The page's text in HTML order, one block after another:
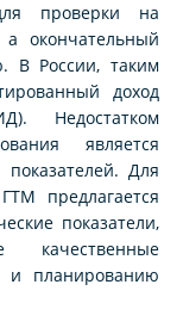
проверки на
а окончательный
В России, таким
доход
Недостатком
является
показателей. Для
предлагается
показатели,
качественные
и планированию